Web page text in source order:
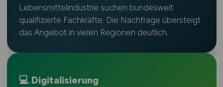
Lebensmittelindustrie suchen bundesweit
qualifizierte Fachkräfte. Die Nachfrage übersteigt
das Angebot in vielen Regionen deutlich.
💻 Digitalisierung